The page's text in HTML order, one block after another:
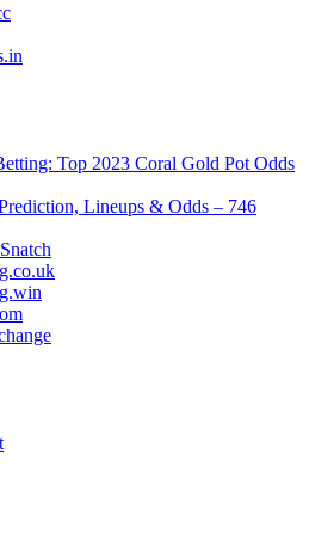
Top 2023 Coral Gold Pot Odds
Lineups & Odds – 746